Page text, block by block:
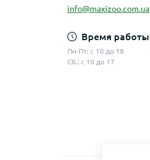
info@maxizoo.com.ua
Время работы
Пн-Пт: с 10 до 18
Сб.: с 10 до 17